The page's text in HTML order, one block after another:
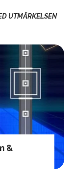
UTMÄRKELSEN
&